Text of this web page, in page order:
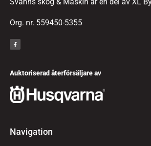
Org. nr. 559450-5355
Auktoriserad återförsäljare av
Navigation